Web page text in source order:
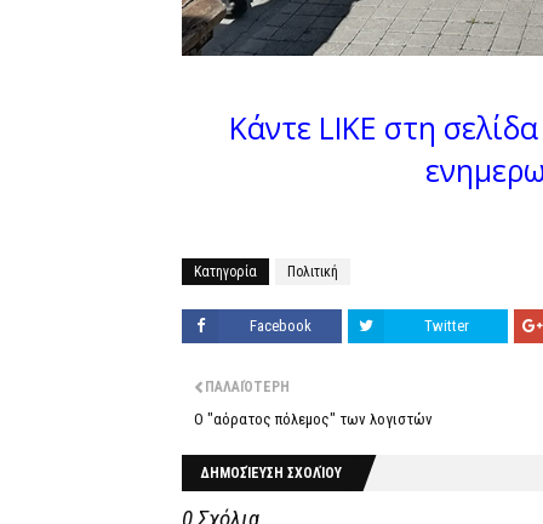
Κάντε LIKE στη
Κατηγορία Πολιτική
Facebook Twitter
ΠΑΛΑΙΌΤΕΡΗ
Ο "αόρατος πόλεμος" των λογιστών
ΔΗΜΟΣΊΕΥΣΗ ΣΧΟΛΊΟΥ